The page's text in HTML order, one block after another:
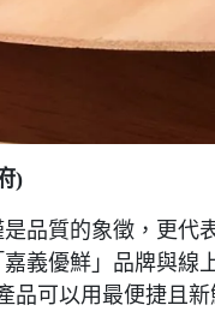
)
品質的象徵，更代
義優鮮」品牌與線
品可以用最便捷且